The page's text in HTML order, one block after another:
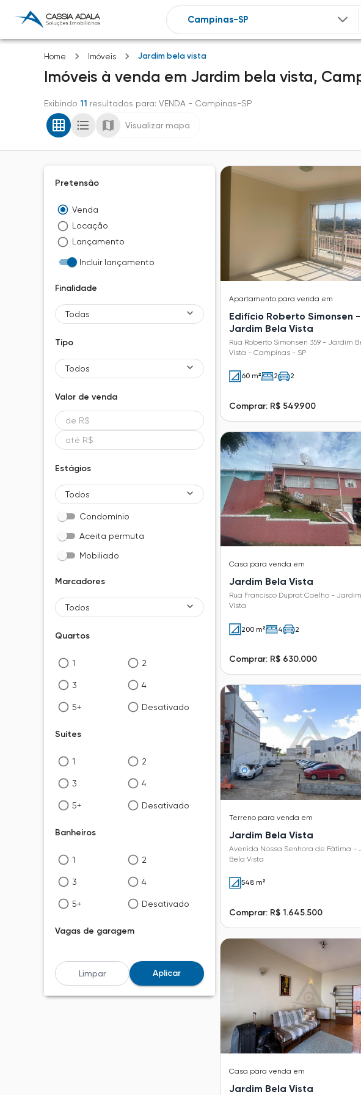
Home Imóveis Jardim bela vista
Imóveis à venda em Jardim bela vista,
Exibindo 11 resultados para: VENDA - Campinas-SP
Visualizar mapa
Pretensão
Venda
Locação
Lançamento
Incluir lançamento
Finalidade
Todas
Tipo
Todos
Valor de venda
Estágios
Todos
Condomínio
Aceita permuta
Mobiliado
Marcadores
Todos
Quartos
1 2
3 4
5+ Desativado
Suítes
1 2
3 4
5+ Desativado
Banheiros
1 2
3 4
5+ Desativado
Vagas de garagem
Limpar Aplicar
Apartamento para venda em
Edifício Roberto Simonsen -
Jardim Bela Vista
Rua Roberto Simonsen 359 - Jardim
Vista - Campinas - SP
60 m² 2 2
Comprar: R$ 549.900
Casa para venda em
Jardim Bela Vista
Rua Francisco Duprat Coelho -
Vista
200 m² 4 2
Comprar: R$ 630.000
Terreno para venda em
Jardim Bela Vista
Avenida Nossa Senhora de Fátima -
Bela Vista
548 m²
Comprar: R$ 1.645.500
Casa para venda em
Jardim Bela Vista